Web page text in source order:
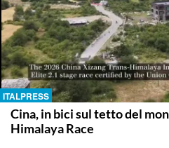
ITALPRESS
Cina, in bici sul tetto del
Himalaya Race